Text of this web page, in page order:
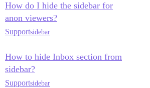
How do I hide the sidebar for
anon viewers?
Supportsidebar
How to hide Inbox section from
sidebar?
Supportsidebar